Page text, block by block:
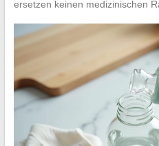
ersetzen keinen medizinischen